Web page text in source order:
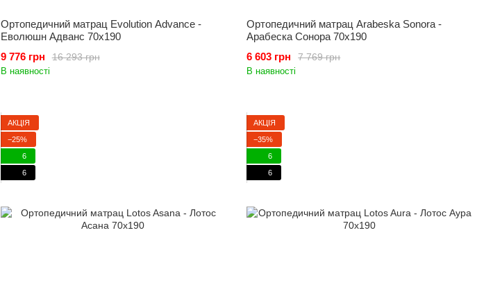
Ортопедичний матрац Evolution Advance -
Еволюшн Адванс 70x190
16 293 грн
9 776 грн
В наявності
Ортопедичний матрац Arabeska Sonora -
Арабеска Сонора 70x190
7 769 грн
6 603 грн
В наявності
АКЦІЯ
−25%
6
6
АКЦІЯ
−35%
6
6